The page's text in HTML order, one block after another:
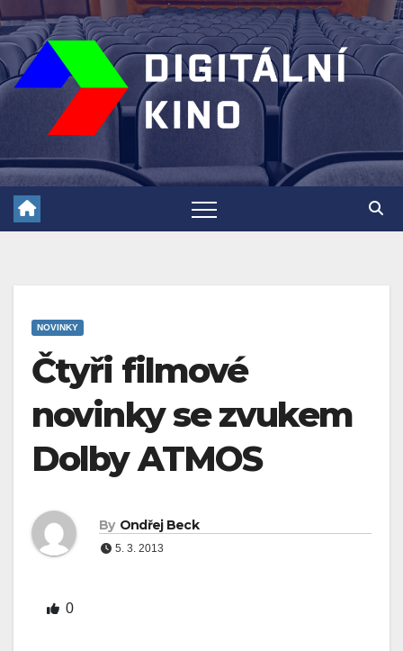
Skip
to
content
NOVINKY
Čtyři filmové
novinky se zvukem
Dolby ATMOS
By Ondřej Beck
5. 3. 2013
0